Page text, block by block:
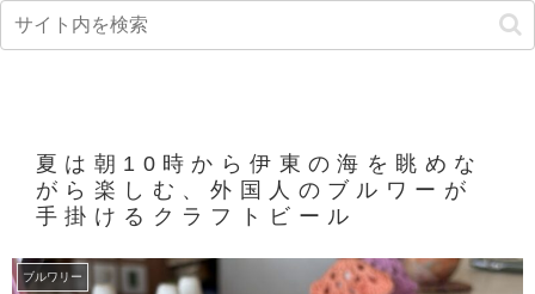
夏は朝10時から伊東の海を眺めな
がら楽しむ、外国人のブルワーが
手掛けるクラフトビール
ブルワリー